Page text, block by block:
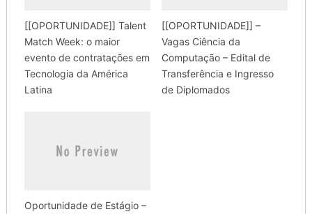
[[OPORTUNIDADE]] Talent
Match Week: o maior
evento de contratações em
Tecnologia da América
Latina
[[OPORTUNIDADE]] –
Vagas Ciência da
Computação – Edital de
Transferência e Ingresso
de Diplomados
Oportunidade de Estágio –